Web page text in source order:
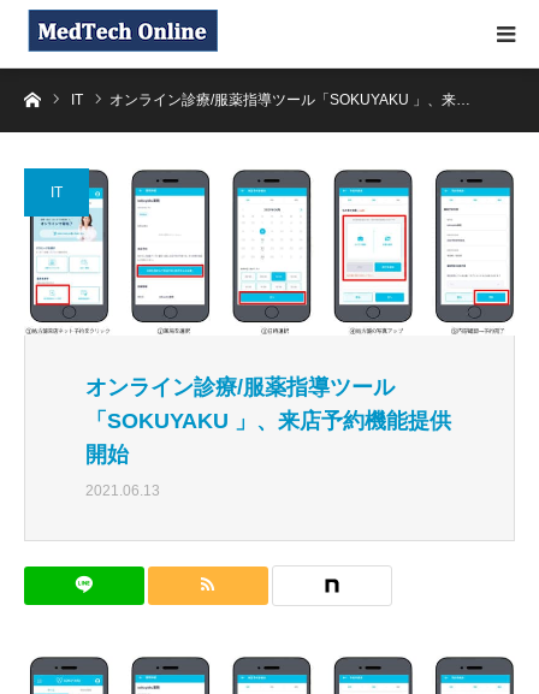
ホーム
IT オンライン診療/服薬指導ツール「SOKUYAKU 」、来…
IT
オンライン診療/服薬指導ツール
「SOKUYAKU 」、来店予約機能提供
開始
2021.06.13